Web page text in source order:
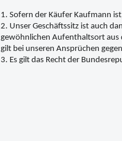
1. Sofern der Käufer Kaufmann
2. Unser Geschäftssitz ist auch
gewöhnlichen Aufenthaltsort aus
gilt bei unseren Ansprüchen
3. Es gilt das Recht der